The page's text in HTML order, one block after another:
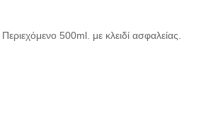
500ml. με κλειδί ασφαλείας.